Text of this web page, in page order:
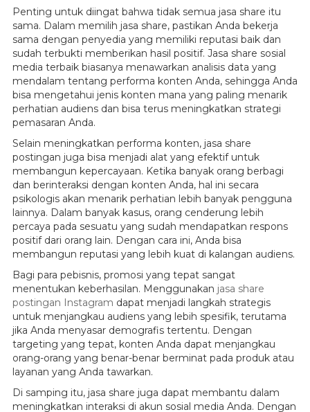
Penting untuk diingat bahwa tidak semua jasa share itu
sama. Dalam memilih jasa share, pastikan Anda bekerja
sama dengan penyedia yang memiliki reputasi baik dan
sudah terbukti memberikan hasil positif. Jasa share sosial
media terbaik biasanya menawarkan analisis data yang
mendalam tentang performa konten Anda, sehingga Anda
bisa mengetahui jenis konten mana yang paling menarik
perhatian audiens dan bisa terus meningkatkan strategi
pemasaran Anda.
Selain meningkatkan performa konten, jasa share
postingan juga bisa menjadi alat yang efektif untuk
membangun kepercayaan. Ketika banyak orang berbagi
dan berinteraksi dengan konten Anda, hal ini secara
psikologis akan menarik perhatian lebih banyak pengguna
lainnya. Dalam banyak kasus, orang cenderung lebih
percaya pada sesuatu yang sudah mendapatkan respons
positif dari orang lain. Dengan cara ini, Anda bisa
membangun reputasi yang lebih kuat di kalangan audiens.
Bagi para pebisnis, promosi yang tepat sangat
menentukan keberhasilan. Menggunakan jasa share
postingan Instagram dapat menjadi langkah strategis
untuk menjangkau audiens yang lebih spesifik, terutama
jika Anda menyasar demografis tertentu. Dengan
targeting yang tepat, konten Anda dapat menjangkau
orang-orang yang benar-benar berminat pada produk atau
layanan yang Anda tawarkan.
Di samping itu, jasa share juga dapat membantu dalam
meningkatkan interaksi di akun sosial media Anda. Dengan